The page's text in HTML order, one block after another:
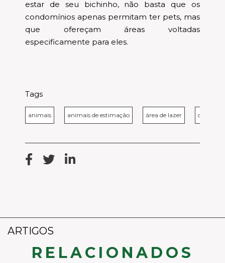
estar de seu bichinho, não basta que os
condomínios apenas permitam ter pets, mas
que ofereçam áreas voltadas
especificamente para eles.
Tags
animais animais de estimação área de lazer
ARTIGOS
RELACIONADOS